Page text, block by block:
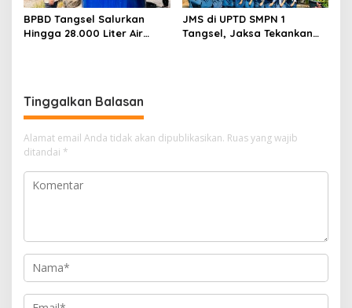
BPBD Tangsel Salurkan
Hingga 28.000 Liter Air
JMS di UPTD SMPN 1
Tangsel, Jaksa Tekankan
Tinggalkan Balasan
Alamat email Anda tidak akan dipublikasikan. Ruas yang wajib
ditandai *